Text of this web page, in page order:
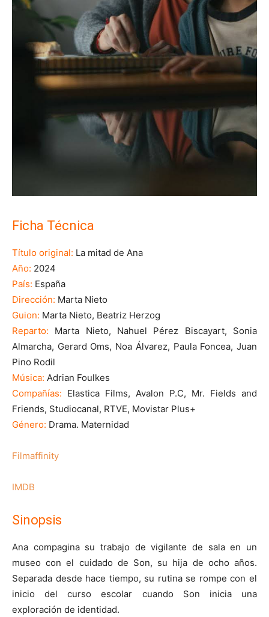
Ficha Técnica
Título original: La mitad de Ana
Año: 2024
País: España
Dirección: Marta Nieto
Guion: Marta Nieto, Beatriz Herzog
Reparto: Marta Nieto, Nahuel Pérez Biscayart, Sonia
Almarcha, Gerard Oms, Noa Álvarez, Paula Foncea, Juan
Pino Rodil
Música: Adrian Foulkes
Compañías: Elastica Films, Avalon P.C, Mr. Fields and
Friends, Studiocanal, RTVE, Movistar Plus+
Género: Drama. Maternidad
Filmaffinity
IMDB
Sinopsis
Ana compagina su trabajo de vigilante de sala en un
museo con el cuidado de Son, su hija de ocho años.
Separada desde hace tiempo, su rutina se rompe con el
inicio del curso escolar cuando Son inicia una
exploración de identidad.